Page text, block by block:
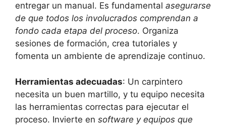
entregar un manual. Es fundamental asegurarse
de que todos los involucrados comprendan a
fondo cada etapa del proceso. Organiza
sesiones de formación, crea tutoriales y
fomenta un ambiente de aprendizaje continuo.
Herramientas adecuadas: Un carpintero
necesita un buen martillo, y tu equipo necesita
las herramientas correctas para ejecutar el
proceso. Invierte en software y equipos que